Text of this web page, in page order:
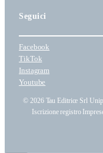
Seguici
Facebook
TikTok
Instagram
Youtube
© 2026 Tau Editrice Srl
Iscrizione registro